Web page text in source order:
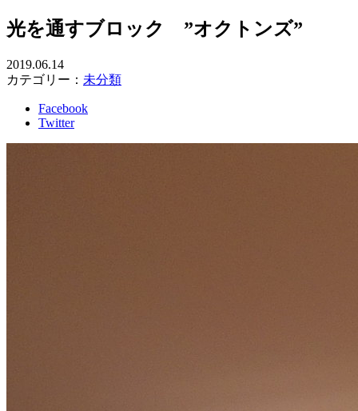
光を通すブロック ”オクトンズ”
2019.06.14
カテゴリー： 未分類
Facebook
Twitter